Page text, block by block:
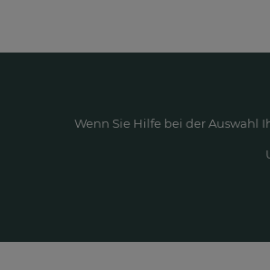
Wenn Sie Hilfe bei der Auswahl